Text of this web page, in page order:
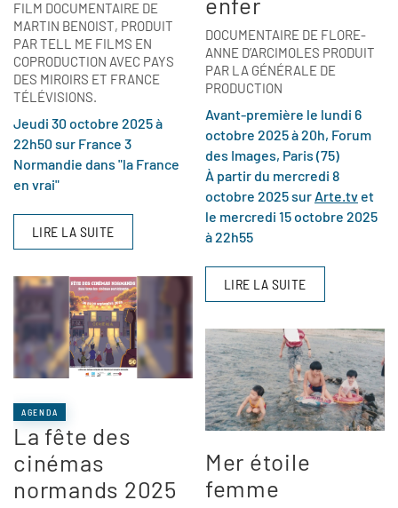
FILM DOCUMENTAIRE DE
MARTIN BENOIST, PRODUIT
PAR TELL ME FILMS EN
COPRODUCTION AVEC PAYS
DES MIROIRS ET FRANCE
TÉLÉVISIONS.
Jeudi 30 octobre 2025 à
22h50 sur France 3
Normandie dans "la France
en vrai"
LIRE LA SUITE
AGENDA
La fête des
cinémas
normands 2025
DOCUMENTAIRE DE FLORE-
ANNE D’ARCIMOLES PRODUIT
PAR LA GÉNÉRALE DE
PRODUCTION
Avant-première le lundi 6
octobre 2025 à 20h, Forum
des Images, Paris (75)
À partir du mercredi 8
octobre 2025 sur Arte.tvet
le mercredi 15 octobre 2025
à 22h55
LIRE LA SUITE
Mer étoile
femme